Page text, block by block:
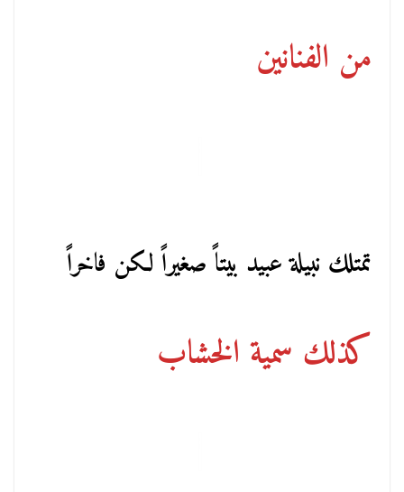
من الفنانين
تمتلك نبيلة عبيد بيتاً صغيراً لكن فاخراً
كذلك سمية الخشاب